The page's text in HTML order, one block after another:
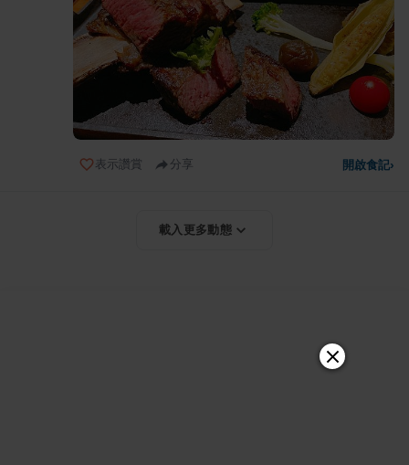
表示讚賞 分享 開啟食記›
載入更多動態